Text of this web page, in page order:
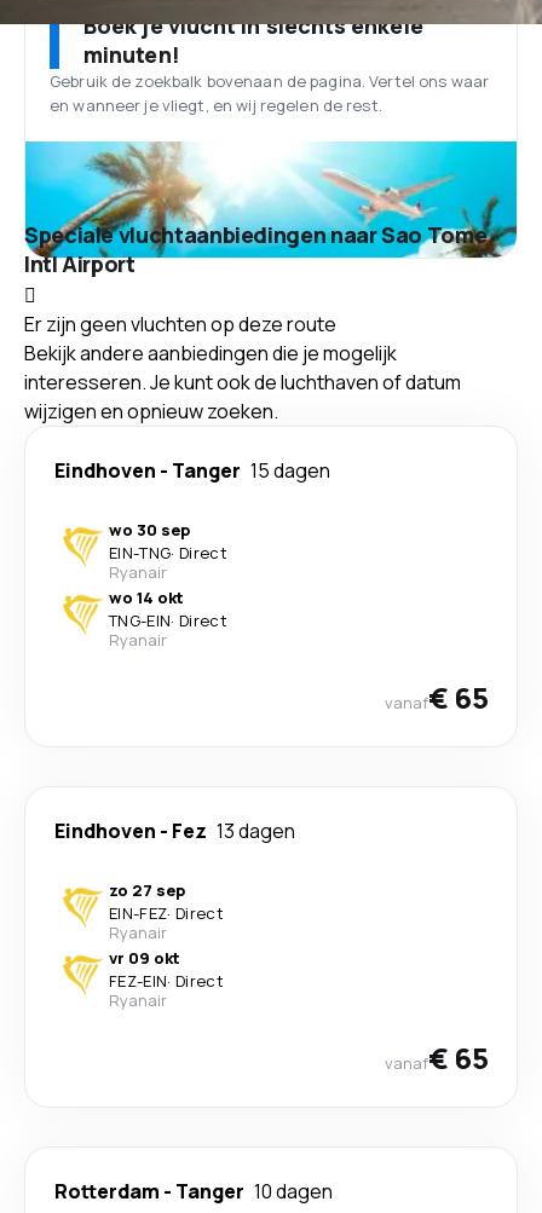
Boek je vlucht in slechts enkele
minuten!
Gebruik de zoekbalk bovenaan de pagina. Vertel ons waar
en wanneer je vliegt, en wij regelen de rest.
Speciale vluchtaanbiedingen naar Sao Tome
Intl Airport
Er zijn geen vluchten op deze route
Bekijk andere aanbiedingen die je mogelijk
interesseren. Je kunt ook de luchthaven of datum
wijzigen en opnieuw zoeken.
Eindhoven - Tanger 15 dagen
wo 30 sep
EIN-TNG· Direct
Ryanair
wo 14 okt
TNG-EIN· Direct
Ryanair
vanaf€ 65
Eindhoven - Fez 13 dagen
zo 27 sep
EIN-FEZ· Direct
Ryanair
vr 09 okt
FEZ-EIN· Direct
Ryanair
vanaf€ 65
Rotterdam - Tanger 10 dagen